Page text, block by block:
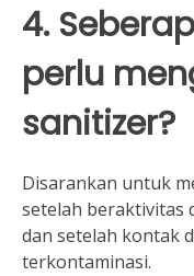
4.
perlu
sanitizer?
Disarankan untuk
setelah beraktivitas
dan setelah kontak
terkontaminasi.